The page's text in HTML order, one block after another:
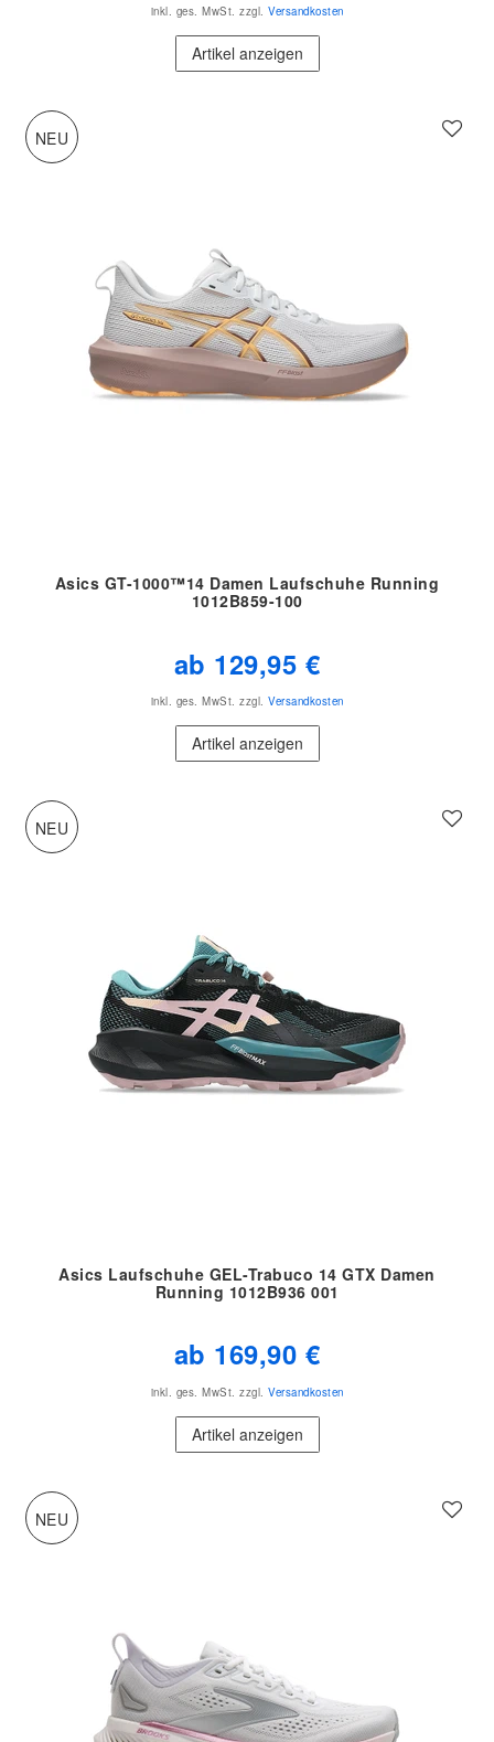
inkl. ges. MwSt. zzgl. Versandkosten
Artikel anzeigen
NEU
Asics GT-1000™14 Damen Laufschuhe Running
1012B859-100
ab 129,95 €
inkl. ges. MwSt. zzgl. Versandkosten
Artikel anzeigen
NEU
Asics Laufschuhe GEL-Trabuco 14 GTX Damen
Running 1012B936 001
ab 169,90 €
inkl. ges. MwSt. zzgl. Versandkosten
Artikel anzeigen
NEU